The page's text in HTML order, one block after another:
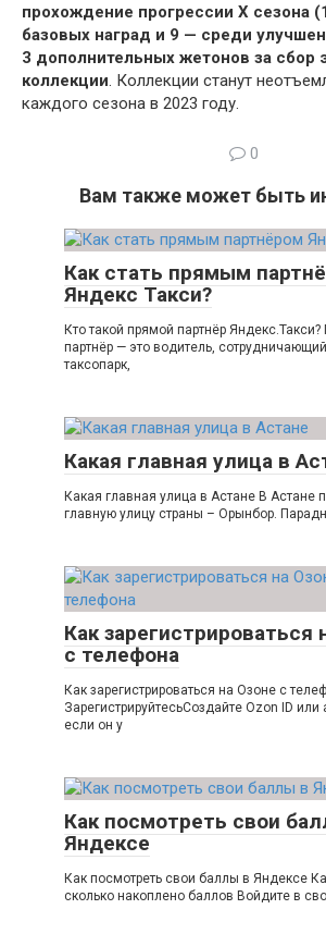
прохождение прогрессии X сезона
базовых наград и 9 — среди
3 дополнительных жетонов за сбор
коллекции. Коллекции станут
каждого сезона в 2023 году.
0
Вам также может быть
Как стать прямым
Яндекс Такси?
Кто такой прямой партнёр
партнёр — это водитель,
таксопарк,
Какая главная улица в
Какая главная улица в Астане В Астане
главную улицу страны – Орынбор.
Как зарегистрироваться
с телефона
Как зарегистрироваться на Озоне с
ЗарегистрируйтесьСоздайте Ozon ID или
если он у
Как посмотреть свои
Яндексе
Как посмотреть свои баллы в Яндексе
сколько накоплено баллов Войдите в